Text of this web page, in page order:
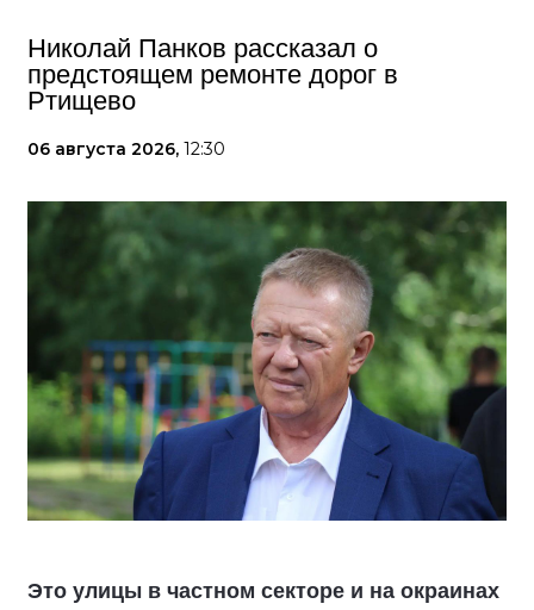
Николай Панков рассказал о
предстоящем ремонте дорог в
Ртищево
06 августа 2026, 12:30
Это улицы в частном секторе и на окраинах